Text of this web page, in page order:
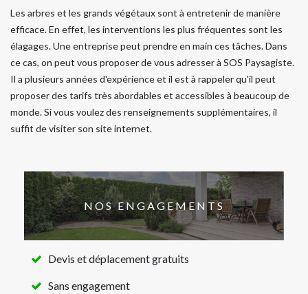
Les arbres et les grands végétaux sont à entretenir de manière
efficace. En effet, les interventions les plus fréquentes sont les
élagages. Une entreprise peut prendre en main ces tâches. Dans
ce cas, on peut vous proposer de vous adresser à SOS Paysagiste.
Il a plusieurs années d'expérience et il est à rappeler qu'il peut
proposer des tarifs très abordables et accessibles à beaucoup de
monde. Si vous voulez des renseignements supplémentaires, il
suffit de visiter son site internet.
NOS ENGAGEMENTS
Devis et déplacement gratuits
Sans engagement